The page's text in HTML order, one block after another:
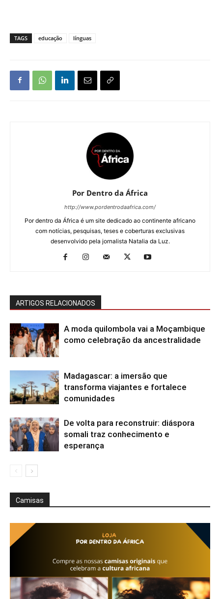
TAGS educação línguas
Por Dentro da África
http://www.pordentrodaafrica.com/
Por dentro da África é um site dedicado ao continente africano
com notícias, pesquisas, teses e coberturas exclusivas
desenvolvido pela jornalista Natalia da Luz.
ARTIGOS RELACIONADOS
A moda quilombola vai a Moçambique
como celebração da ancestralidade
Madagascar: a imersão que
transforma viajantes e fortalece
comunidades
De volta para reconstruir: diáspora
somali traz conhecimento e
esperança
Camisas